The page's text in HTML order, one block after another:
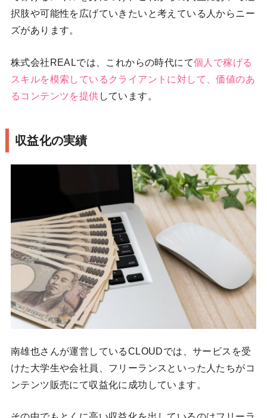
択肢や可能性を広げていきたいと考えている人からニー
ズがあります。
株式会社REALでは、これからの時代にて個人で稼げる
スキルを模索しているクライアントに対して、価値のあ
るコンテンツを提供 しています。
収益化の実績
南雄也さんが運営しているCLOUDでは、サービスを受
けた大学生や会社員、フリーランスといった人たちがコ
ンテンツ販売にて収益化に成功しています。